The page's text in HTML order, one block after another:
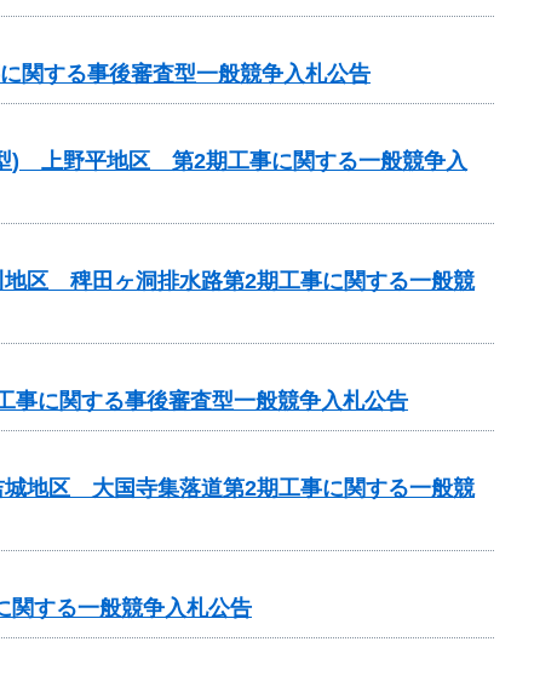
関する事後審査型一般競争入札公告
) 上野平地区 第2期工事に関する一般競争入
区 稗田ヶ洞排水路第2期工事に関する一般競
事に関する事後審査型一般競争入札公告
地区 大国寺集落道第2期工事に関する一般競
する一般競争入札公告